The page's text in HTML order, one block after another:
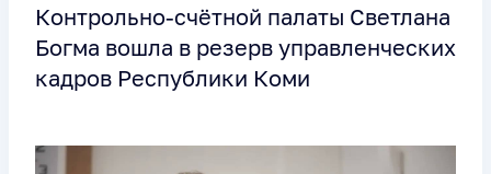
Контрольно-счётной палаты Светлана
Богма вошла в резерв управленческих
кадров Республики Коми